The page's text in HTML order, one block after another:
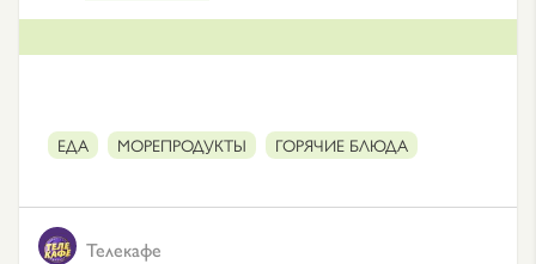
ЕДА МОРЕПРОДУКТЫ ГОРЯЧИЕ БЛЮДА
Телекафе